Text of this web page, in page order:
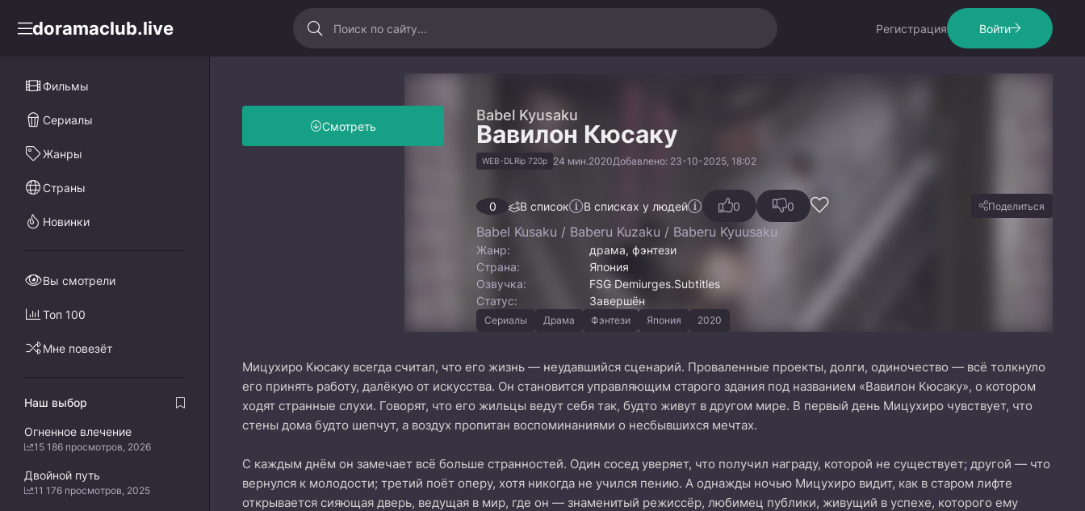
doramaclub.live Регистрация Войти
Babel Kyusaku
Вавилон Кюсаку
WEB-DLRip 720p 24 мин.2020Добавлено: 23-10-2025, 18:02
Смотреть
0 В список В списках у людей 0 0 Поделиться
Babel Kusaku / Baberu Kuzaku / Baberu Kyuusaku
Жанр:
драма, фэнтези
Страна:
Япония
Озвучка:
FSG Demiurges.Subtitles
Статус:
Завершён
Сериалы Драма Фэнтези Япония 2020
Мицухиро Кюсаку всегда считал, что его жизнь — неудавшийся сценарий. Проваленные проекты, долги, одиночество — всё толкнуло
его принять работу, далёкую от искусства. Он становится управляющим старого здания под названием «Вавилон Кюсаку», о котором
ходят странные слухи. Говорят, что его жильцы ведут себя так, будто живут в другом мире. В первый день Мицухиро чувствует, что
стены дома будто шепчут, а воздух пропитан воспоминаниями о несбывшихся мечтах.
С каждым днём он замечает всё больше странностей. Один сосед уверяет, что получил награду, которой не существует; другой — что
вернулся к молодости; третий поёт оперу, хотя никогда не учился пению. А однажды ночью Мицухиро видит, как в старом лифте
открывается сияющая дверь, ведущая в мир, где он — знаменитый режиссёр, любимец публики, живущий в успехе, которого ему
Фильмы
Сериалы
Жанры
Страны
Новинки
Вы смотрели
Топ 100
Мне повезёт
Наш выбор
Огненное влечение
15 186 просмотров, 2026
Двойной путь
11 176 просмотров, 2025